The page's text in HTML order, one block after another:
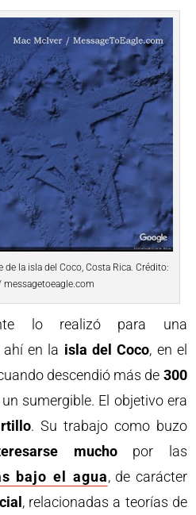
la isla del Coco, Costa Rica. Crédito:
messagetoeagle.com
lo realizó para una
ahí en la isla del Coco, en el
descendió más de 300
sumergible. El objetivo era
. Su trabajo como buzo
muchopor las
bajo el agua, de carácter
, relacionadas a teorías de